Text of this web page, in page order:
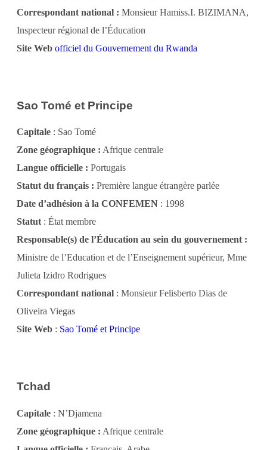
Correspondant national : Monsieur Hamiss.I. BIZIMANA,
Inspecteur régional de l’Éducation
Site Web officiel du Gouvernement du Rwanda
Sao Tomé et Principe
Capitale : Sao Tomé
Zone géographique : Afrique centrale
Langue officielle : Portugais
Statut du français : Première langue étrangère parlée
Date d’adhésion à la CONFEMEN : 1998
Statut : État membre
Responsable(s) de l’Éducation au sein du gouvernement :
Ministre de l’Education et de l’Enseignement supérieur, Mme
Julieta Izidro Rodrigues
Correspondant national : Monsieur Felisberto Dias de
Oliveira Viegas
Site Web : Sao Tomé et Principe
Tchad
Capitale : N’Djamena
Zone géographique : Afrique centrale